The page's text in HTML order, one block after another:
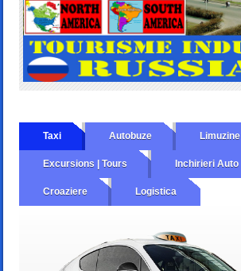
Taxi Autobuze Limuzine
Excursions | Tours Inchirieri Auto
Croaziere Logistica